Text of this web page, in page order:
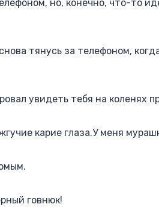
но, конечно, что-то
тянусь за телефоном,
увидеть тебя на коленях
карие глаза.У меня
говнюк!